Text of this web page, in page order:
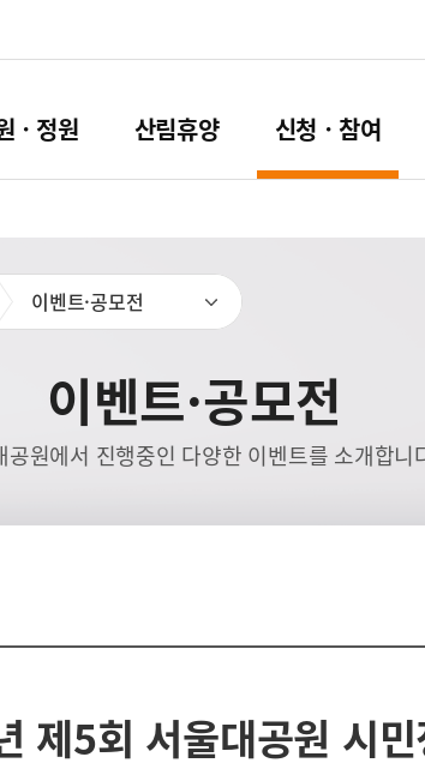
ㆍ정원 산림휴양 신청ㆍ참여
이벤트·공모전
이벤트·공모전
공원에서 진행중인 다양한 이벤트를 소개합니
제5회 서울대공원 시